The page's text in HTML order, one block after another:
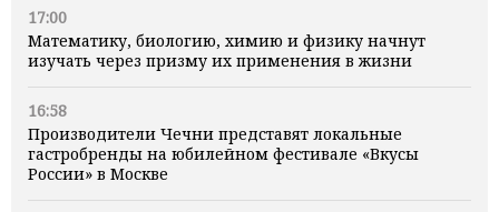
17:00
Математику, биологию, химию и физику начнут
изучать через призму их применения в жизни
16:58
Производители Чечни представят локальные
гастробренды на юбилейном фестивале «Вкусы
России» в Москве